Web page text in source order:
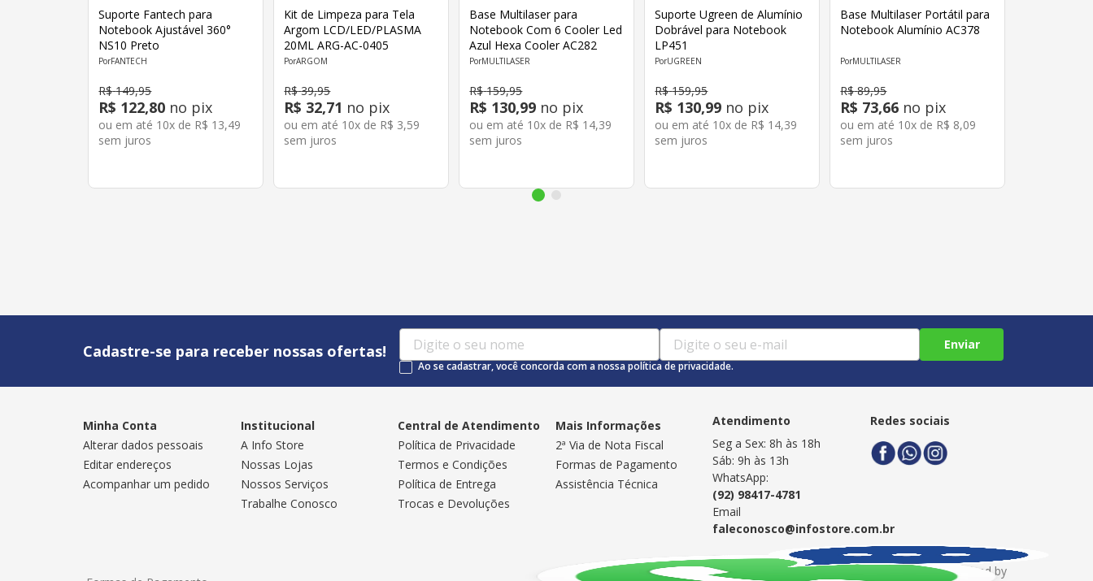
Suporte Fantech para
Notebook Ajustável 360°
NS10 Preto
FANTECH
R$ 149,95
R$ 122,80 no pix
ou em até 10x de R$ 13,49
sem juros
Kit de Limpeza para Tela
Argom LCD/LED/PLASMA
20ML ARG-AC-0405
ARGOM
R$ 39,95
R$ 32,71 no pix
ou em até 10x de R$ 3,59
sem juros
Base Multilaser para
Notebook Com 6 Cooler Led
Azul Hexa Cooler AC282
MULTILASER
R$ 159,95
R$ 130,99 no pix
ou em até 10x de R$ 14,39
sem juros
Suporte Ugreen de Alumínio
Dobrável para Notebook
LP451
UGREEN
R$ 159,95
R$ 130,99 no pix
ou em até 10x de R$ 14,39
sem juros
Base Multilaser Portátil para
Notebook Alumínio AC378
MULTILASER
R$ 89,95
R$ 73,66 no pix
ou em até 10x de R$ 8,09
sem juros
Cadastre-se para receber nossas ofertas! Enviar
Ao se cadastrar, você concorda com a nossa política de privacidade.
Minha Conta
Alterar dados pessoais
Editar endereços
Acompanhar um pedido
Institucional
A Info Store
Nossas Lojas
Nossos Serviços
Trabalhe Conosco
Central de Atendimento
Política de Privacidade
Termos e Condições
Política de Entrega
Trocas e Devoluções
Mais Informações
2ª Via de Nota Fiscal
Formas de Pagamento
Assistência Técnica
Atendimento
Seg a Sex: 8h às 18h
Sáb: 9h às 13h
WhatsApp:
(92) 98417-4781
Email
faleconosco@infostore.com.br
Redes sociais
Developed by